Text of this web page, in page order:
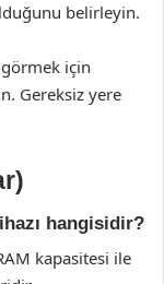
belirleyin.
için
Gereksiz yere
hangisidir?
kapasitesi ile